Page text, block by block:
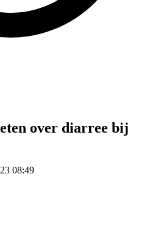
over diarree bij
08:49